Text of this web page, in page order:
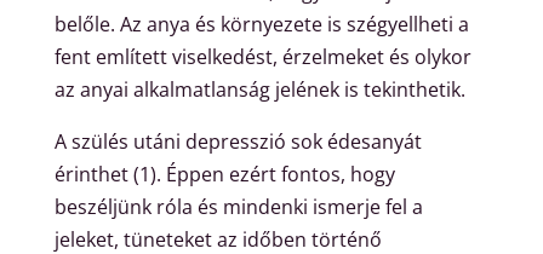
belőle. Az anya és környezete is szégyellheti a
fent említett viselkedést, érzelmeket és olykor
az anyai alkalmatlanság jelének is tekinthetik.
A szülés utáni depresszió sok édesanyát
érinthet (1). Éppen ezért fontos, hogy
beszéljünk róla és mindenki ismerje fel a
jeleket, tüneteket az időben történő